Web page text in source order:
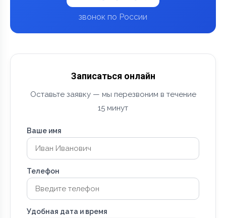
звонок по России
Записаться онлайн
Оставьте заявку — мы перезвоним в течение
15 минут
Ваше имя
Телефон
Удобная дата и время